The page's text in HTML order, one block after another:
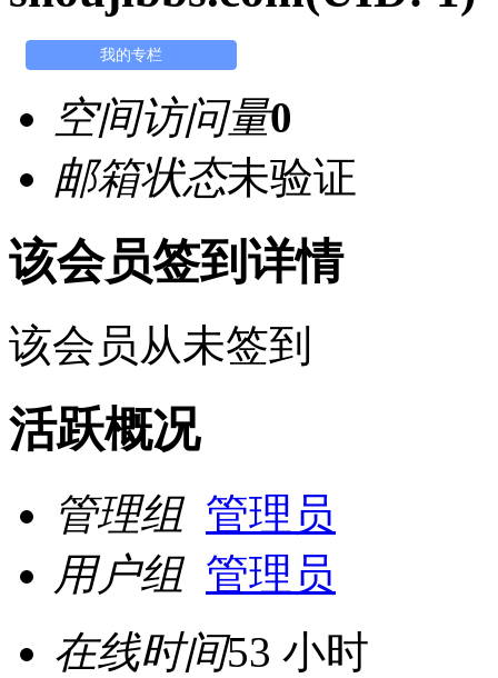
我的专栏
空间访问量0
邮箱状态未验证
该会员签到详情
该会员从未签到
活跃概况
管理组 管理员
用户组 管理员
在线时间53 小时